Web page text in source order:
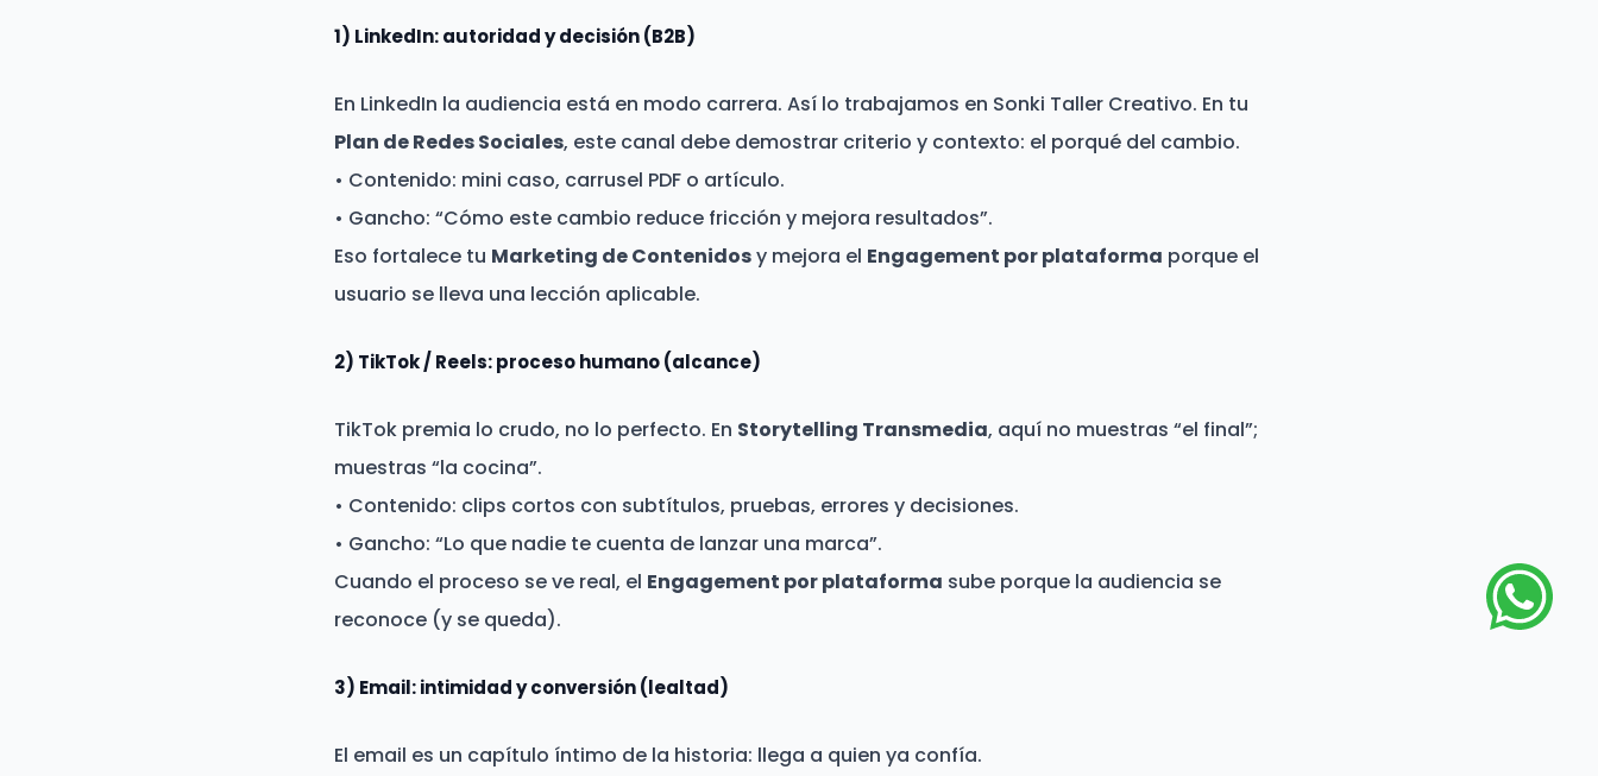
1) LinkedIn: autoridad y decisión (B2B)
En LinkedIn la audiencia está en modo carrera. Así lo trabajamos en Sonki Taller Creativo. En tu
Plan de Redes Sociales, este canal debe demostrar criterio y contexto: el porqué del cambio.
• Contenido: mini caso, carrusel PDF o artículo.
• Gancho: “Cómo este cambio reduce fricción y mejora resultados”.
Eso fortalece tu Marketing de Contenidosy mejora el Engagement por plataforma porque el
usuario se lleva una lección aplicable.
2) TikTok / Reels: proceso humano (alcance)
TikTok premia lo crudo, no lo perfecto. En Storytelling Transmedia, aquí no muestras “el final”;
muestras “la cocina”.
• Contenido: clips cortos con subtítulos, pruebas, errores y decisiones.
• Gancho: “Lo que nadie te cuenta de lanzar una marca”.
Cuando el proceso se ve real, el Engagement por plataforma sube porque la audiencia se
reconoce (y se queda).
3) Email: intimidad y conversión (lealtad)
El email es un capítulo íntimo de la historia: llega a quien ya confía.